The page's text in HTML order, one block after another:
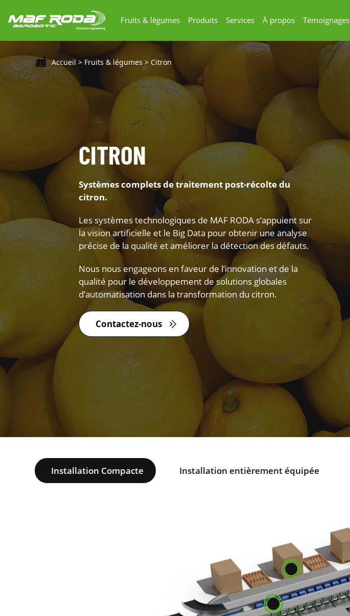
Fruits & légumes Produits Services À propos Témoignages
Accueil > Fruits & légumes > Citron
CITRON
Systèmes complets de traitement post-récolte du
citron.
Les systèmes technologiques de MAF RODA s’appuient sur
la vision artificielle et le Big Data pour obtenir une analyse
précise de la qualité et améliorer la détection des défauts.
Nous nous engageons en faveur de l’innovation et de la
qualité pour le développement de solutions globales
d’automatisation dans la transformation du citron.
Contactez-nous
Installation Compacte Installation entièrement équipée